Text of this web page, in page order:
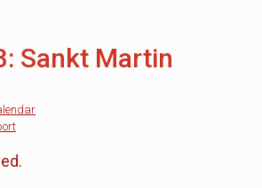
Sankt Martin